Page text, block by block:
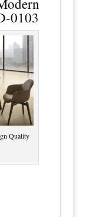
0103
Quality